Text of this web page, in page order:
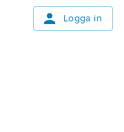
Logga in